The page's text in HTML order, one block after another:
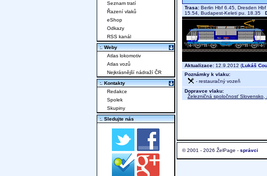
Trasa: Berlin Hbf 6.45, Dresden
15.54, Budapest-Keleti pu. 18.35
Aktualizace: 12.9.2012 (Lukáš
Poznámky k vlaku:
- restauračný vozeň
Dopravce vlaku:
Železničná spoločnosť Slovensko,
© 2001 - 2026 ŽelPage - správci
Seznam tratí
Řazení vlaků
eShop
Odkazy
RSS kanál
:. Weby
Atlas lokomotiv
Atlas vozů
Nejkrásnější nádraží ČR
:. Kontakty
Redakce
Spolek
Skupiny
:. Sledujte nás